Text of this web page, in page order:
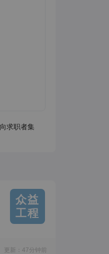
求职者集
众益
工程
更新：47分钟前